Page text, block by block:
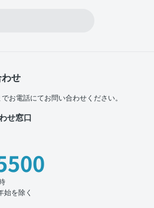
せ
お電話にてお問い合わせください。
せ窓口
始を除く